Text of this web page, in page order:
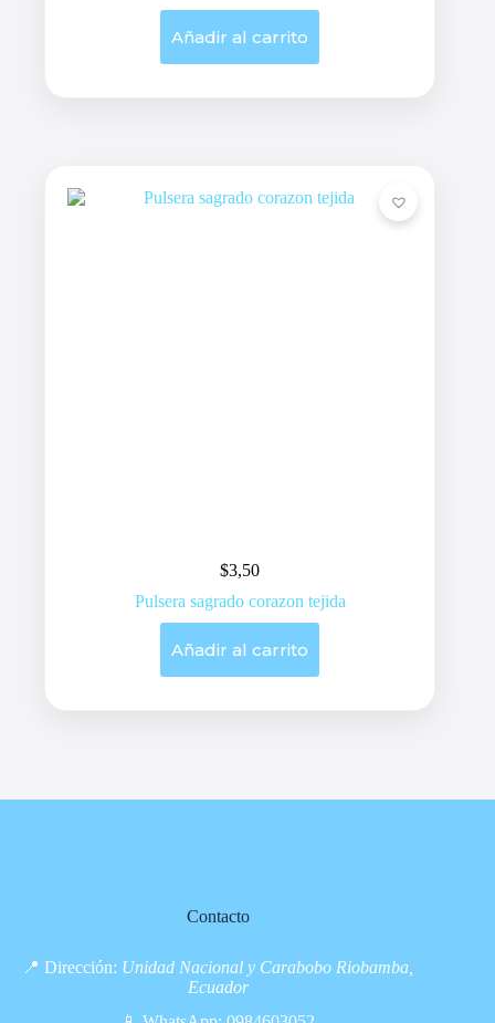
Añadir al carrito
$3,50
Pulsera sagrado corazon tejida
Añadir al carrito
Contacto
📍 Dirección: Unidad Nacional y Carabobo Riobamba,
Ecuador